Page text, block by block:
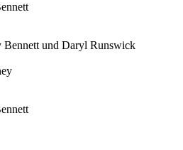
Bennett und Daryl Runswick